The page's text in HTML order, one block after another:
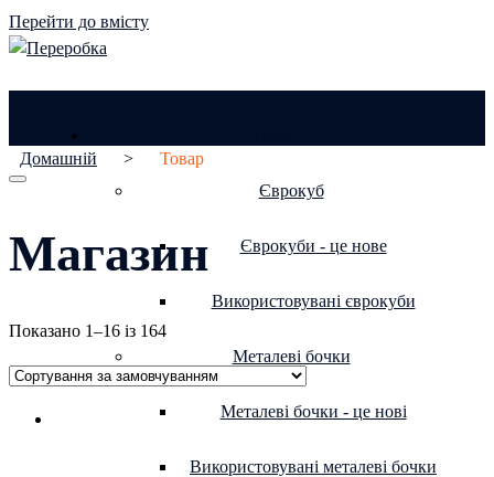
Перейти до вмісту
Єврокуб
Єврокуби - це нове
Використовувані єврокуби
Металеві бочки
Металеві бочки - це нові
Використовувані металеві бочки
Домашній > Товар
Магазин
Показано 1–16 із 164